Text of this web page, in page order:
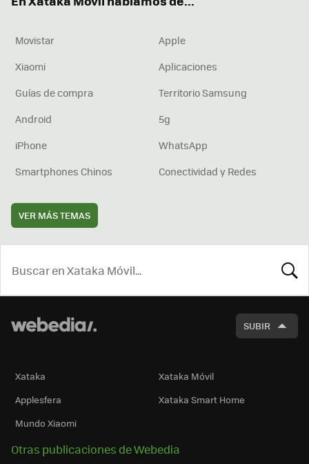
Movistar
Apple
Xiaomi
Aplicaciones
Guías de compra
Territorio Samsung
Android
5g
iPhone
WhatsApp
Smartphones Chinos
Conectividad y Redes
VER MÁS TEMAS
SUBIR
Xataka
Xataka Móvil
Applesfera
Xataka Smart Home
Mundo Xiaomi
Otras publicaciones de Webedia